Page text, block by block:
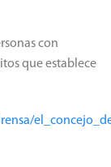
con
que establece